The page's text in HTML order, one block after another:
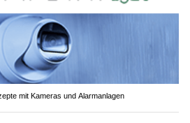
mit Kameras und Alarmanlagen